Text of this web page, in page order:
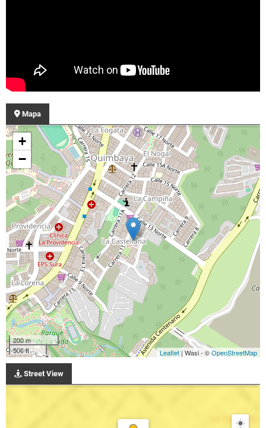
Mapa
+
−
200 m
500 ft
Leaflet | Wasi - ©OpenStreetMap
Street View